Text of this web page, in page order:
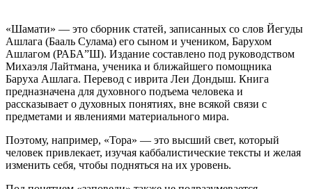
«Шамати» — это сборник статей, записанных со слов Йегуды
Ашлага (Бааль Сулама) его сыном и учеником, Барухом
Ашлагом (РАБА”Ш). Издание составлено под руководством
Михаэля Лайтмана, ученика и ближайшего помощника
Баруха Ашлага. Перевод с иврита Леи Дондыш. Книга
предназначена для духовного подъема человека и
рассказывает о духовных понятиях, вне всякой связи с
предметами и явлениями материального мира.
Поэтому, например, «Тора» — это высший свет, который
человек привлекает, изучая каббалистические тексты и желая
изменить себя, чтобы подняться на их уровень.